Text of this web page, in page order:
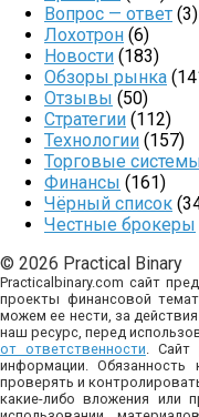
Вопрос — ответ (3)
Лохотрон (6)
Новости (183)
Обзоры рынка
Отзывы (50)
Стратегии (112)
Технологии (157)
Торговые
Финансы (161)
Чёрный список
Честные брокеры
© 2026 Practical Binary
Practicalbinary.com сайт
проекты финансовой
можем ее нести, за
наш ресурс, перед
от ответственности .
информации. Обязанность
проверять и
какие-либо вложения или